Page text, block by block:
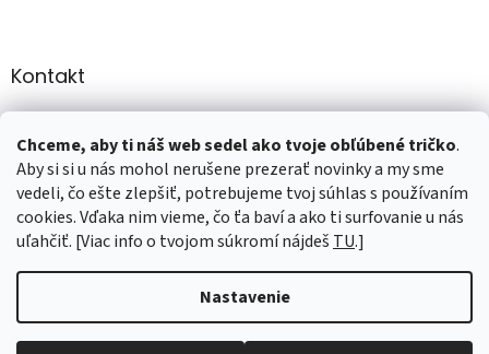
Chceme, aby ti náš web sedel ako tvoje obľúbené tričko.
Aby si si u nás mohol nerušene prezerať novinky a my sme
vedeli, čo ešte zlepšiť, potrebujeme tvoj súhlas s používaním
cookies. Vďaka nim vieme, čo ťa baví a ako ti surfovanie u nás
uľahčiť. [Viac info o tvojom súkromí nájdeš TU.]
Nastavenie
Kontakt
+421 907947783
Vytvoril Shoptet
Copyright 2026marTee.sk. Všetky práva vyhradené.Upraviť